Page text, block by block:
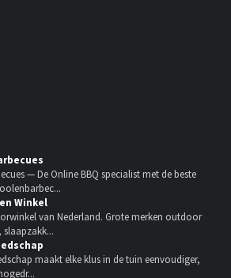
— De Online BBQ specialist met de beste
Winkel
van Nederland. Grote merken outdoor
maakt elke klus in de tuin eenvoudiger,